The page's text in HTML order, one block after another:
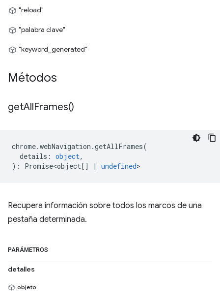
"reload"
"palabra clave"
"keyword_generated"
Métodos
getAllFrames()
chrome.webNavigation .getAllFrames(
details : object,
) : Promise<object[] | undefined>
Recupera información sobre todos los marcos de una
pestaña determinada.
PARÁMETROS
detalles
objeto